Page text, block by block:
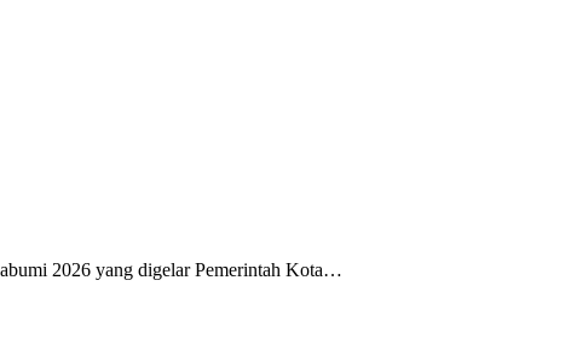
2026 yang digelar Pemerintah Kota…